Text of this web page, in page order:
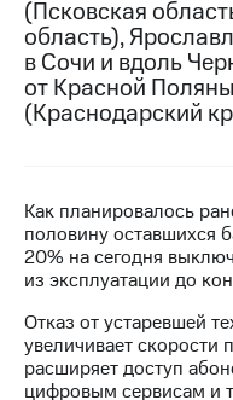
Контакты
Новости
в
регионе
секретарь
Раскрытие
информации
Информация
акционерам
Документы
(Псковская
область),
в Сочи и вдоль
от Красной
(Краснодарский
Как планировалось
половину оставшихся
20% на сегодня
из эксплуатации до
Отказ от устаревшей
увеличивает
расширяет доступ
цифровым сервисам и